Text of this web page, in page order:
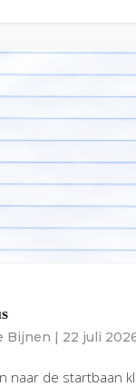
Bijnen 22 juli
naar de startbaan